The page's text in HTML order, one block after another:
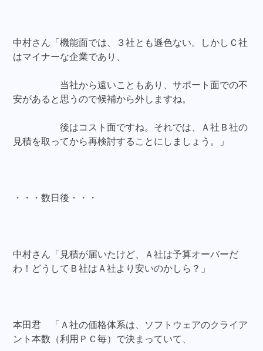
中村さん「機能面では、３社とも遜色ない。しかしＣ社
はマイナーな企業であり、
当社から遠いこともあり、サポート面での不
安があると思うので候補から外しますね。
後はコスト面ですね。それでは、Ａ社Ｂ社の
見積を取ってから再検討することにしましょう。」
・・・数日後・・・
中村さん「見積が届いたけど、Ａ社は予算オーバーだ
わ！どうしてＢ社はＡ社より安いのかしら？」
本田君 「Ａ社の価格体系は、ソフトウェアのクライア
ント本数（利用ＰＣ毎）で決まっていて、